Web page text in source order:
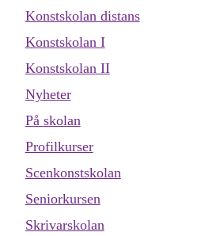
Konstskolan distans
Konstskolan I
Konstskolan II
Nyheter
På skolan
Profilkurser
Scenkonstskolan
Seniorkursen
Skrivarskolan